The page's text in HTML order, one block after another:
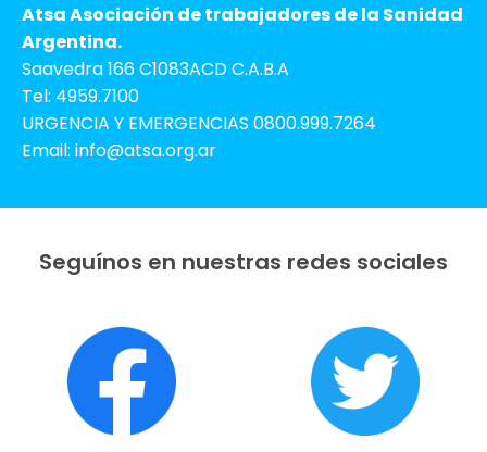
Atsa Asociación de trabajadores de la Sanidad
Argentina.
Saavedra 166 C1083ACD C.A.B.A
Tel: 4959.7100
URGENCIA Y EMERGENCIAS 0800.999.7264
Email: info@atsa.org.ar
Seguínos en nuestras redes sociales